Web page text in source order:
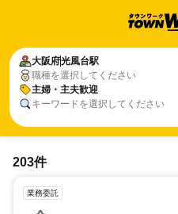
大阪府光風台駅
職種を選択してください
主婦・主夫歓迎
キーワードを選択してください
203件
業務委託